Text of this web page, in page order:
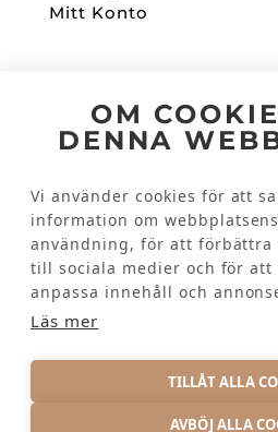
OM
DENNA
Vi använder cookies för att
information om
användning, för att förbättra
till sociala medier och för att
anpassa innehåll och
Läs mer
TILLÅT ALLA
AVBÖJ ALLA
Mitt Konto
Kundinformation
Kontakta oss